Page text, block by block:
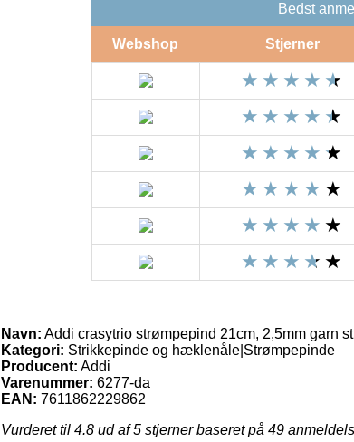
Bedst
Webshop Stjerner
Navn: Addi crasytrio strømpepind 21cm, 2,5mm garn
Kategori: Strikkepinde og hæklenåle|Strømpepinde
Producent: Addi
Varenummer: 6277-da
EAN: 7611862229862
Vurderet til 4.8 ud af 5 stjerner baseret på 49